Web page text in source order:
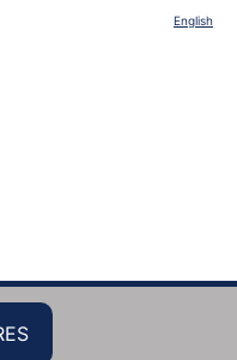
English